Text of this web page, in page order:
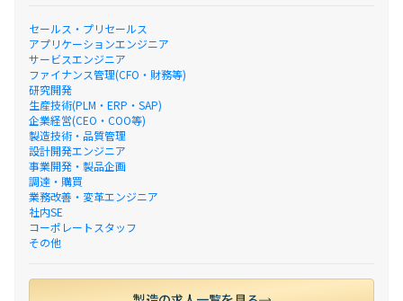
セールス・プリセールス
アプリケーションエンジニア
サービスエンジニア
ファイナンス管理(CFO・財務等)
研究開発
生産技術(PLM・ERP・SAP)
企業経営(CEO・COO等)
製造技術・品質管理
設計開発エンジニア
事業開発・製品企画
調達・購買
業務改善・変革エンジニア
社内SE
コーポレートスタッフ
その他